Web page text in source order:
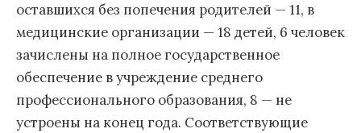
оставшихся без попечения родителей — 11, в
медицинские организации — 18 детей, 6 человек
зачислены на полное государственное
обеспечение в учреждение среднего
профессионального образования, 8 — не
устроены на конец года. Соответствующие